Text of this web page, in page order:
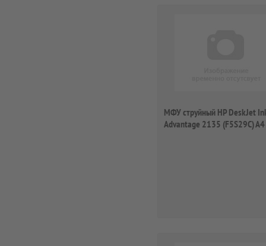
МФУ струйный HP DeskJet
Advantage 2135 (F5S29C) A4